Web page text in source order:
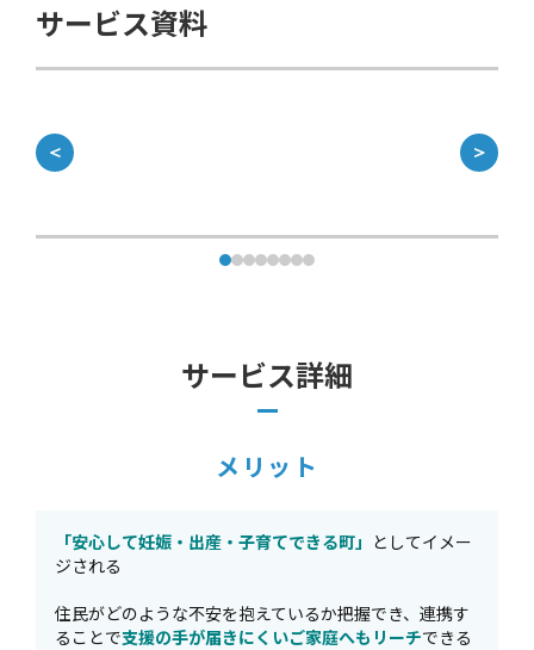
サービス資料
＜ ＞
サービス詳細
メリット
「安心して妊娠・出産・子育てできる町」 としてイメー
ジされる
住民がどのような不安を抱えているか把握でき、連携す
ることで支援の手が届きにくいご家庭へもリーチできる